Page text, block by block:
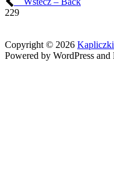
229
Copyright © 2026
Powered by WordPress and